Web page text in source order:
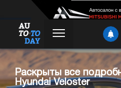
Раскрыты все
Hyundai Veloster